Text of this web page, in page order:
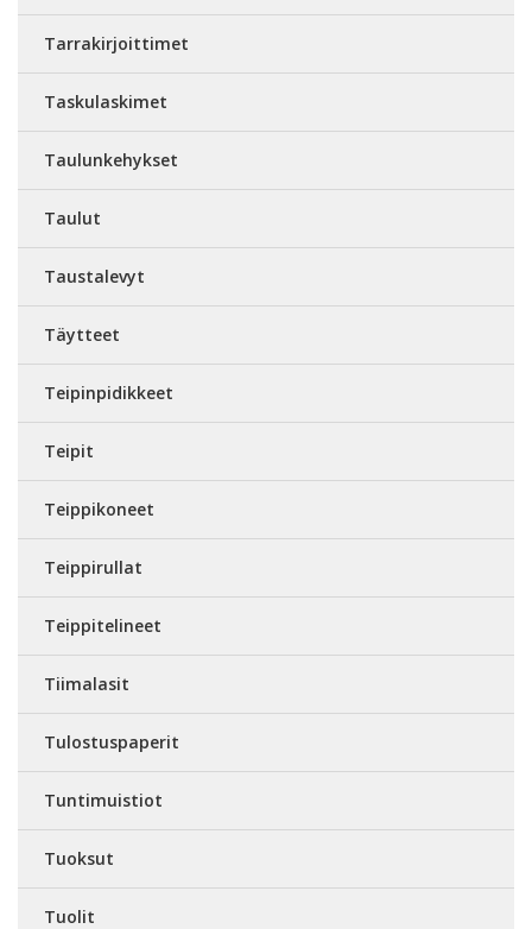
Tarrakirjoittimet
Taskulaskimet
Taulunkehykset
Taulut
Taustalevyt
Täytteet
Teipinpidikkeet
Teipit
Teippikoneet
Teippirullat
Teippitelineet
Tiimalasit
Tulostuspaperit
Tuntimuistiot
Tuoksut
Tuolit